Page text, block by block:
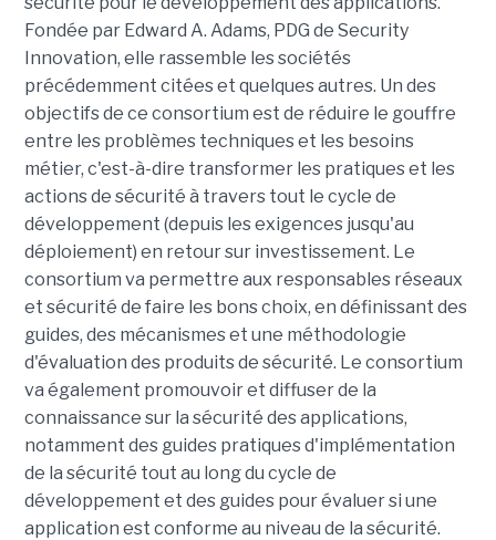
Fondée par Edward A. Adams, PDG de Security
Innovation, elle rassemble les sociétés
précédemment citées et quelques autres. Un des
objectifs de ce consortium est de réduire le gouffre
entre les problèmes techniques et les besoins
métier, c'est-à-dire transformer les pratiques et les
actions de sécurité à travers tout le cycle de
développement (depuis les exigences jusqu'au
déploiement) en retour sur investissement. Le
consortium va permettre aux responsables réseaux
et sécurité de faire les bons choix, en définissant des
guides, des mécanismes et une méthodologie
d'évaluation des produits de sécurité. Le consortium
va également promouvoir et diffuser de la
connaissance sur la sécurité des applications,
notamment des guides pratiques d'implémentation
de la sécurité tout au long du cycle de
développement et des guides pour évaluer si une
application est conforme au niveau de la sécurité.